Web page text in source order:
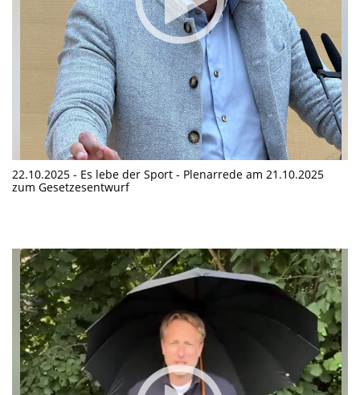
22.10.2025 - Es lebe der Sport - Plenarrede am 21.10.2025
zum Gesetzesentwurf